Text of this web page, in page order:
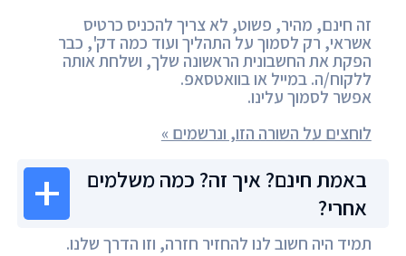
זה חינם, מהיר, פשוט, לא צריך להכניס כרטיס
אשראי, רק לסמוך על התהליך ועוד כמה דק', כבר
הפקת את החשבונית הראשונה שלך, ושלחת אותה
ללקוח/ה. במייל או בוואטסאפ.
אפשר לסמוך עלינו.
לוחצים על השורה הזו, ונרשמים »
באמת חינם? איך זה? כמה משלמים
אחרי?
תמיד היה חשוב לנו להחזיר חזרה, וזו הדרך שלנו.